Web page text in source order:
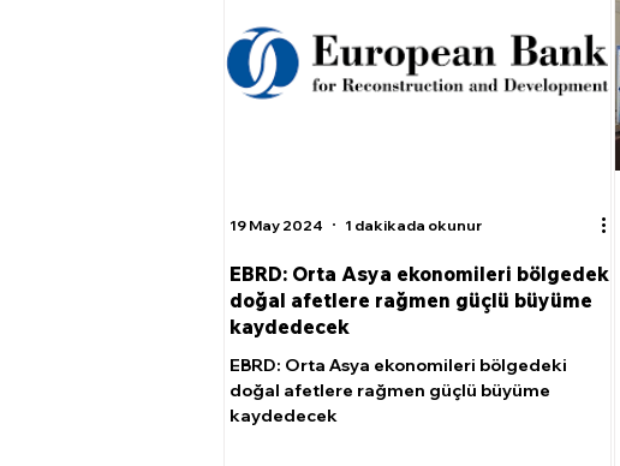
EBRD: Orta Asya ekonomileri bölgedeki
doğal afetlere rağmen güçlü büyüme
kaydedecek
EBRD: Orta Asya ekonomileri bölgedeki
doğal afetlere rağmen güçlü büyüme
kaydedecek
19 May 2024 1 dakikada okunur